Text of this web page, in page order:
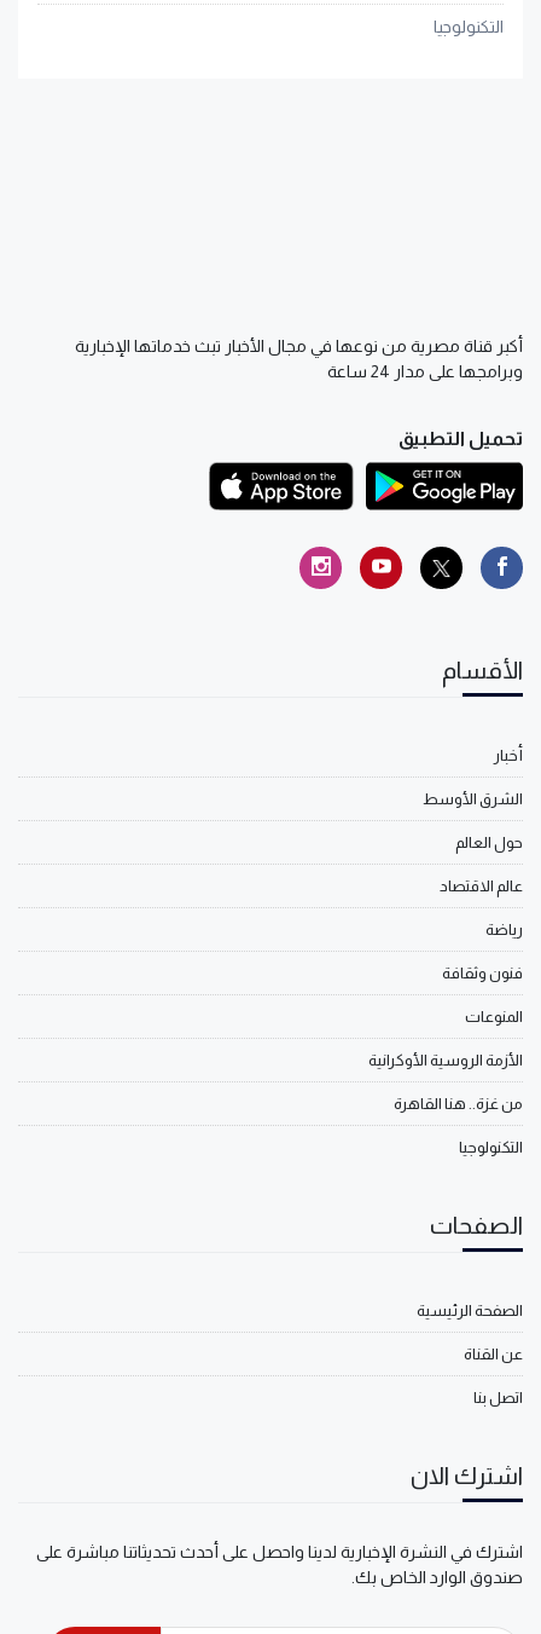
التكنولوجيا
أكبر قناة مصرية من نوعها في مجال الأخبار تبث خدماتها الإخبارية
وبرامجها على مدار 24 ساعة
تحميل التطبيق
الأقسام
أخبار
الشرق الأوسط
حول العالم
عالم الاقتصاد
رياضة
فنون وثقافة
المنوعات
الأزمة الروسية الأوكرانية
من غزة.. هنا القاهرة
التكنولوجيا
الصفحات
الصفحة الرئيسية
عن القناة
اتصل بنا
اشترك الان
اشترك في النشرة الإخبارية لدينا واحصل على أحدث تحديثاتنا مباشرة على
صندوق الوارد الخاص بك.